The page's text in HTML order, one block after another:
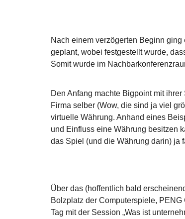
Nach einem verzögerten Beginn
geplant, wobei festgestellt wurde,
Somit wurde im
Den Anfang machte Bigpoint mit
Firma selber (Wow, die sind ja viel
virtuelle Währung. Anhand eines
und Einfluss eine Währung besitzen
das Spiel (und die Währung darin) ja
Über das (hoffentlich bald
Bolzplatz der Computerspiele,
Tag mit der Session „Was ist